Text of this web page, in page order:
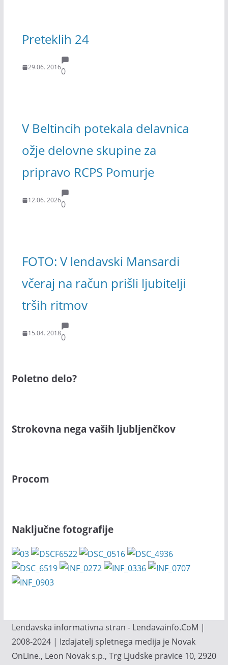
Preteklih 24
29.06. 20160
V Beltincih potekala delavnica
ožje delovne skupine za
pripravo RCPS Pomurje
12.06. 20260
FOTO: V lendavski Mansardi
včeraj na račun prišli ljubitelji
trših ritmov
15.04. 20180
Poletno delo?
Strokovna nega vaših ljubljenčkov
Procom
Naključne fotografije
Lendavska informativna stran - Lendavainfo.CoM |
2008-2024 | Izdajatelj spletnega medija je Novak
OnLine., Leon Novak s.p., Trg Ljudske pravice 10, 2920